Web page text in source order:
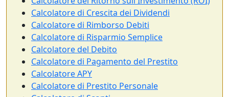
Calcolatore di Crescita dei Dividendi
Calcolatore di Rimborso Debiti
Calcolatore di Risparmio Semplice
Calcolatore del Debito
Calcolatore di Pagamento del Prestito
Calcolatore APY
Calcolatore di Prestito Personale